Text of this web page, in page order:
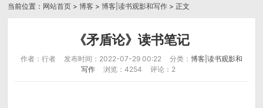
当前位置： 网站首页 >博客 >博客|读书观影和写作 > 正文
《矛盾论》读书笔记
作者：行者 发布时间：2022-07-29 00:22 分类： 博客|读书观影和
写作
浏览：4254 评论：2